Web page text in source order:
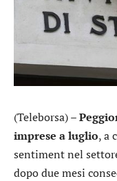
(Teleborsa) –
imprese a luglio, a
sentiment nel
dopo due mesi